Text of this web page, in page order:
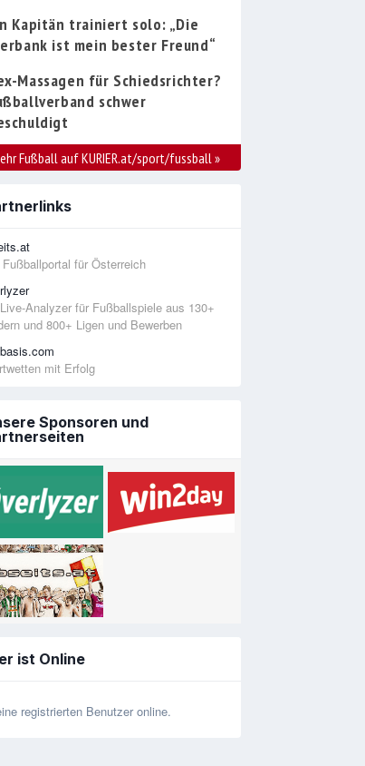
Kapitän trainiert solo: „Die
ist mein bester Freund“
Massagen für Schiedsrichter?
schwer
Fußball auf KURIER.at/sport/fussball»
Fußballportal für Österreich
Analyzer für Fußballspiele aus 130+
und 800+ Ligen und Bewerben
mit Erfolg
Sponsoren und
ist Online
registrierten Benutzer online.